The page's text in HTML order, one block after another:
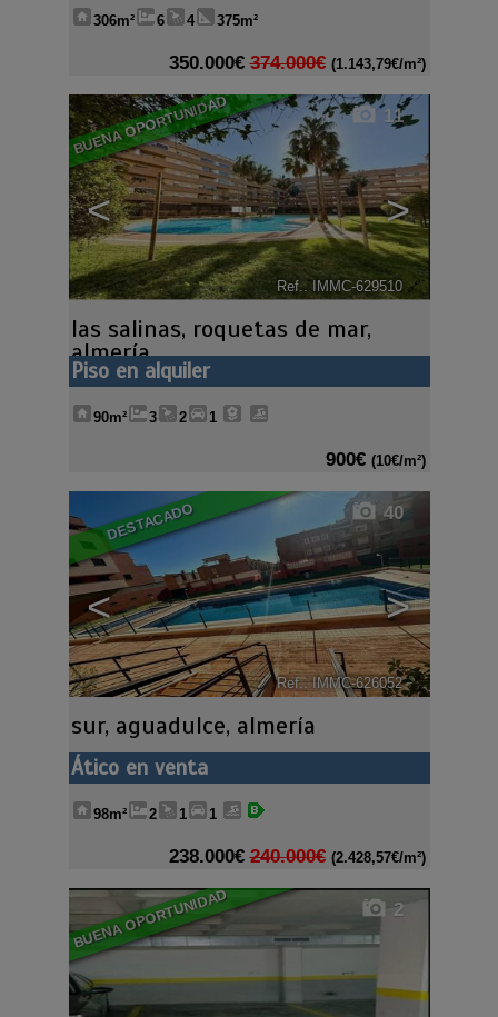
306m² 6 4 375m²
350.000€ 374.000€ (1.143,79€/m²)
BUENA OPORTUNIDAD
< >
11
Ref.. IMMC-629510 🔗
las salinas, roquetas de mar,
almería
Piso en alquiler
90m² 3 2 1
900€ (10€/m²)
DESTACADO
< >
40
Ref.. IMMC-626052 🔗
sur, aguadulce, almería
Ático en venta
98m² 2 1 1
238.000€ 240.000€ (2.428,57€/m²)
BUENA OPORTUNIDAD 2